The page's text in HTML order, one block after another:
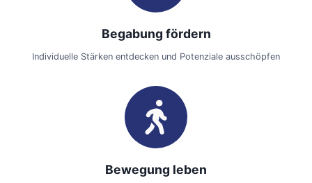
Begabung fördern
Individuelle Stärken entdecken und Potenziale ausschöpfen
Bewegung leben